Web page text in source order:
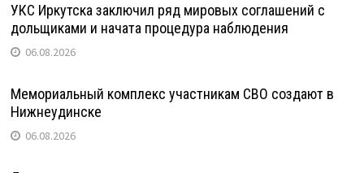
УКС Иркутска заключил ряд мировых соглашений с
дольщиками и начата процедура наблюдения
06.08.2026
Мемориальный комплекс участникам СВО создают в
Нижнеудинске
06.08.2026